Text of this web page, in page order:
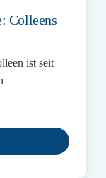
Colleens
ist seit